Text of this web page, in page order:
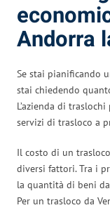
Andorra
Se stai pianificando
stai chiedendo
L’azienda di
servizi di trasloco a
Il costo di un
diversi fattori. Tra i
la quantità di beni
Per un trasloco da